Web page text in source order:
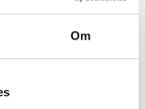
Om